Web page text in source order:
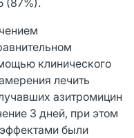
клинического
лечить
азитромицин
3 дней, при этом
были